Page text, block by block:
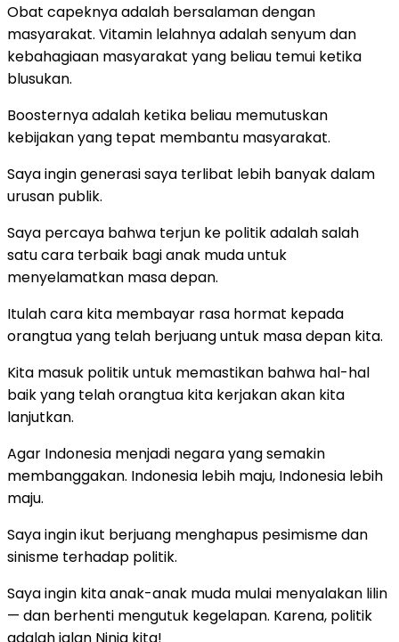
Obat capeknya adalah bersalaman dengan
masyarakat. Vitamin lelahnya adalah senyum dan
kebahagiaan masyarakat yang beliau temui ketika
blusukan.
Boosternya adalah ketika beliau memutuskan
kebijakan yang tepat membantu masyarakat.
Saya ingin generasi saya terlibat lebih banyak dalam
urusan publik.
Saya percaya bahwa terjun ke politik adalah salah
satu cara terbaik bagi anak muda untuk
menyelamatkan masa depan.
Itulah cara kita membayar rasa hormat kepada
orangtua yang telah berjuang untuk masa depan kita.
Kita masuk politik untuk memastikan bahwa hal-hal
baik yang telah orangtua kita kerjakan akan kita
lanjutkan.
Agar Indonesia menjadi negara yang semakin
membanggakan. Indonesia lebih maju, Indonesia lebih
maju.
Saya ingin ikut berjuang menghapus pesimisme dan
sinisme terhadap politik.
Saya ingin kita anak-anak muda mulai menyalakan lilin
— dan berhenti mengutuk kegelapan. Karena, politik
adalah jalan Ninja kita!